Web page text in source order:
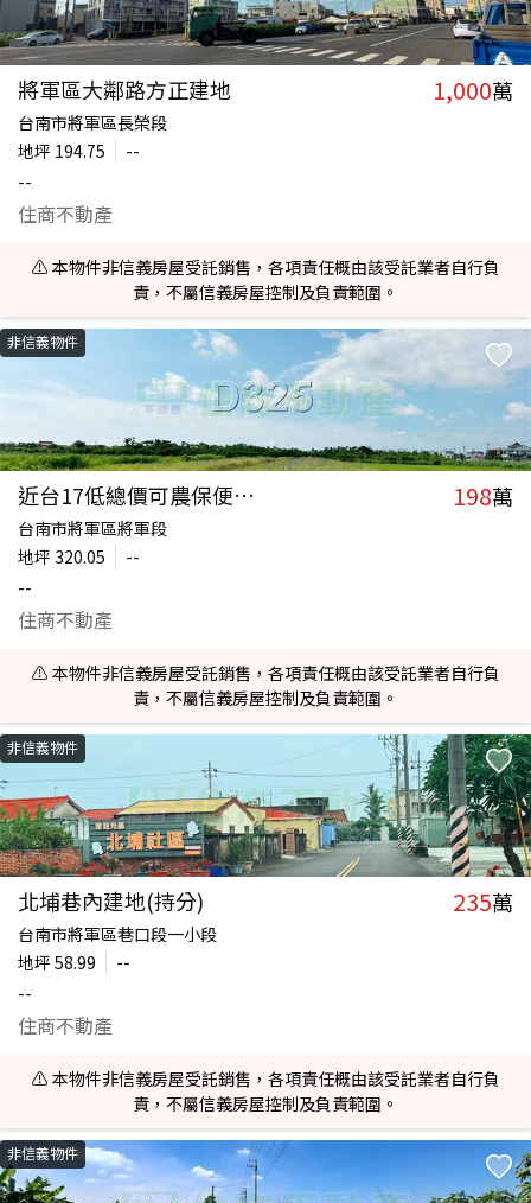
將軍區大鄰路方正建地 1,000萬
台南市將軍區長榮段
地坪 194.75
--
--
住商不動產
⚠️ 本物件非信義房屋受託銷售，各項責任概由該受託業者自行負
責，不屬信義房屋控制及負責範圍。
非信義物件
近台17低總價可農保便宜農地 198萬
台南市將軍區將軍段
地坪 320.05
--
--
住商不動產
⚠️ 本物件非信義房屋受託銷售，各項責任概由該受託業者自行負
責，不屬信義房屋控制及負責範圍。
非信義物件
北埔巷內建地(持分) 235萬
台南市將軍區巷口段一小段
地坪 58.99
--
--
住商不動產
⚠️ 本物件非信義房屋受託銷售，各項責任概由該受託業者自行負
責，不屬信義房屋控制及負責範圍。
非信義物件